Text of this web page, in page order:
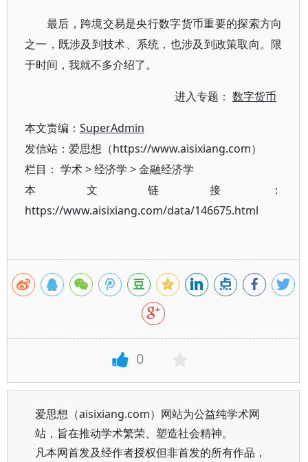
最后，跨境交易是央行数字货币重要的探索方向
之一，既涉及到技术、系统，也涉及到政策取向。限
于时间，我就不多介绍了。
进入专题：数字货币
本文责编： SuperAdmin
发信站：爱思想（https://www.aisixiang.com）
栏目： 学术>经济学 >金融经济学
本文链接：
https://www.aisixiang.com/data/146675.html
0
爱思想（aisixiang.com）网站为公益纯学术网
站，旨在推动学术繁荣、塑造社会精神。
凡本网首发及经作者授权但非首发的所有作品，